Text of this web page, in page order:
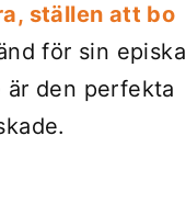
ställen att bo
för sin episka
är den perfekta